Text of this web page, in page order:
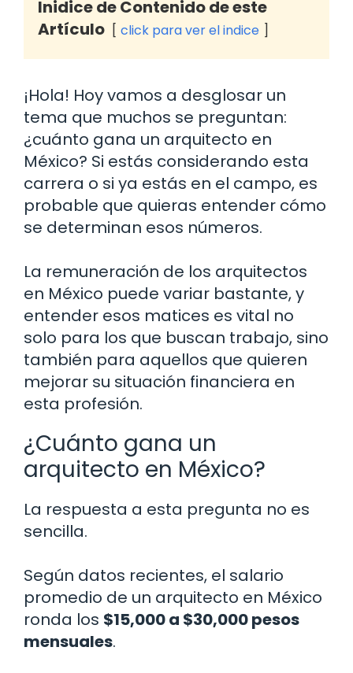
Inidice de Contenido de este
Artículo
click para ver el indice
¡Hola! Hoy vamos a desglosar un
tema que muchos se preguntan:
¿cuánto gana un arquitecto en
México? Si estás considerando esta
carrera o si ya estás en el campo, es
probable que quieras entender cómo
se determinan esos números.
La remuneración de los arquitectos
en México puede variar bastante, y
entender esos matices es vital no
solo para los que buscan trabajo, sino
también para aquellos que quieren
mejorar su situación financiera en
esta profesión.
¿Cuánto gana un
arquitecto en México?
La respuesta a esta pregunta no es
sencilla.
Según datos recientes, el salario
promedio de un arquitecto en México
ronda los $15,000 a $30,000 pesos
mensuales.